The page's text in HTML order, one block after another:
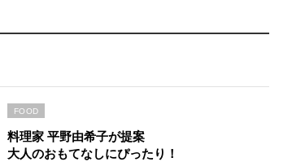
料理家 平野由希子が提案
大人のおもてなしにぴったり！
FOOD